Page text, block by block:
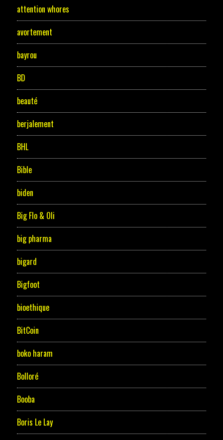
attention whores
avortement
bayrou
BD
beauté
berjalement
BHL
Bible
biden
Big Flo & Oli
big pharma
bigard
Bigfoot
bioethique
BitCoin
boko haram
Bolloré
Booba
Boris Le Lay